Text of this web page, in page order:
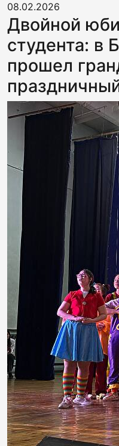
08.02.2026
Двойной
студента: в
прошел